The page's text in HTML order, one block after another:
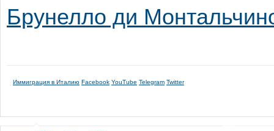
Брунелло ди
Иммиграция в Италию Facebook YouTube Telegram Twitter